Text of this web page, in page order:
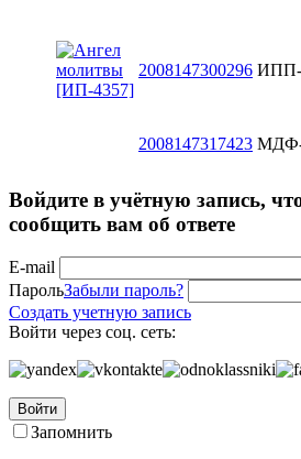
2008147300296 ИПП-
2008147317423
Войдите в учётную запись,
сообщить вам об ответе
E-mail
ПарольЗабыли пароль?
Создать учетную запись
Войти через соц. сеть:
Войти
Запомнить